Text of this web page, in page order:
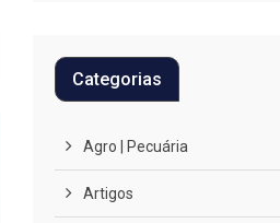
Categorias
Agro | Pecuária
Artigos